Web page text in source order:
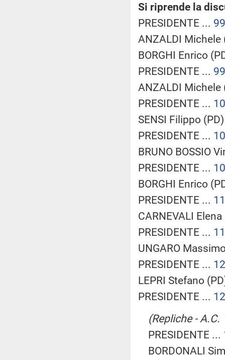
Si riprende la
PRESIDENTE ... 99
ANZALDI Michele
BORGHI Enrico
PRESIDENTE ... 99
ANZALDI Michele
PRESIDENTE ...
SENSI Filippo
PRESIDENTE ...
BRUNO BOSSIO
PRESIDENTE ...
BORGHI Enrico
PRESIDENTE ...
CARNEVALI
PRESIDENTE ...
UNGARO
PRESIDENTE ...
LEPRI Stefano
PRESIDENTE ...
(Repliche - A.C.
PRESIDENTE ...
BORDONALI